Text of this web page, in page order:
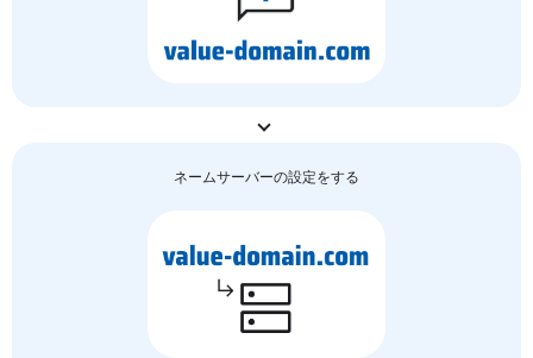
ネームサーバーの設定をする